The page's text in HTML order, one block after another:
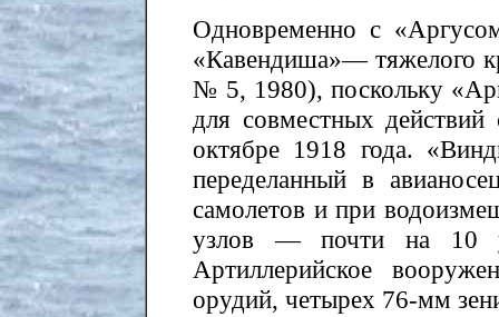
Одновременно с
«Кавендиша»— тяжелого
№ 5, 1980), поскольку
для совместных
октябре 1918 года.
переделанный в
самолетов и при
узлов — почти на 10
Артиллерийское
орудий, четырех 76-мм